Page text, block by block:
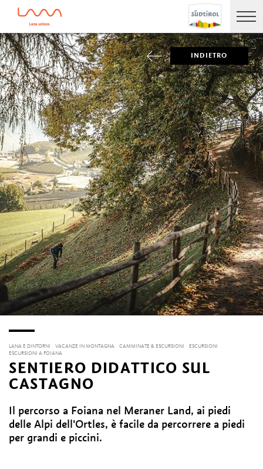
INDIETRO
LANA E DINTORNI VACANZE IN MONTAGNA CAMMINATE & ESCURSIONI
ESCURSIONI
ESCURSIONI A FOIANA
SENTIERO DIDATTICO SUL
CASTAGNO
Il percorso a Foiana nel Meraner Land, ai piedi
delle Alpi dell'Ortles, è facile da percorrere a piedi
per grandi e piccini.